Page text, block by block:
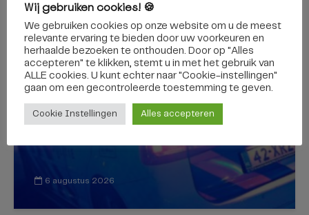
NIEUWS
Cocaïne en cash geld
gevonden in auto die werd
achtervolgd vanaf de A58
6 augustus 2026
Wij gebruiken cookies! 🍪
We gebruiken cookies op onze website om u de meest
relevante ervaring te bieden door uw voorkeuren en
herhaalde bezoeken te onthouden. Door op "Alles
accepteren" te klikken, stemt u in met het gebruik van
ALLE cookies. U kunt echter naar "Cookie-instellingen"
gaan om een ​​gecontroleerde toestemming te geven.
Cookie Instellingen Alles accepteren